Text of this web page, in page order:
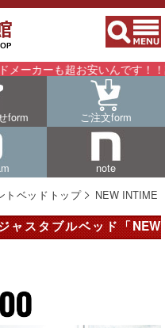
も超お安いんです！！詳細は
form ご注文form
note
トベッドトップ NEW INTIME
スタブルベッド「NEW